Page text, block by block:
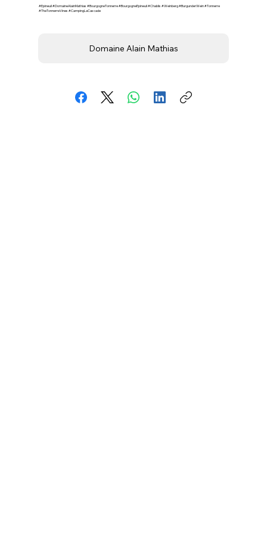
#Epineuil #DomaineAlainMathias #BourgogneTonnerre #BourgogneEpineuil #Chablis #Weinberg #BurgunderWein #Tonnerre
#TheTonnerreVines #CampingLaCascade
Domaine Alain Mathias